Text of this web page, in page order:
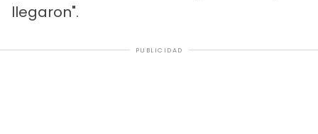
llegaron".
PUBLICIDAD